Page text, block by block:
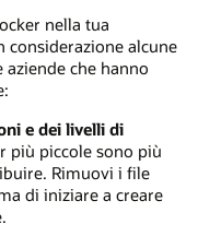
nella tua
considerazione alcune
che hanno
e dei livelli di
più piccole sono più
Rimuovi i file
di iniziare a creare